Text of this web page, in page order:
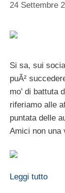
24 Settembre
Si sa, sui
puÃ²
mo’ di battuta
riferiamo alle
puntata delle
Amici non una
Leggi tutto